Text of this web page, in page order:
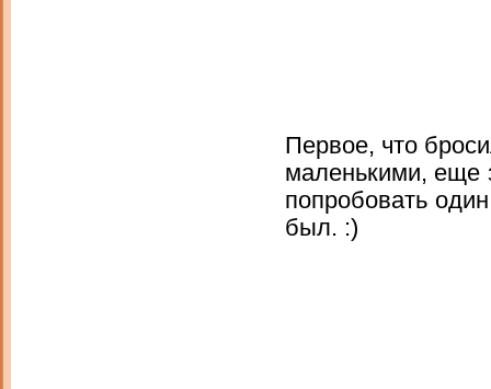
Первое, что
маленькими, еще
попробовать
был. :)